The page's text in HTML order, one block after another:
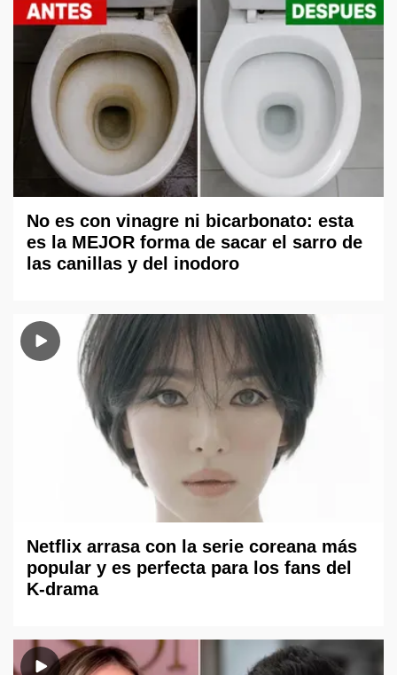
No es con vinagre ni bicarbonato: esta
es la MEJOR forma de sacar el sarro de
las canillas y del inodoro
Netflix arrasa con la serie coreana más
popular y es perfecta para los fans del
K-drama